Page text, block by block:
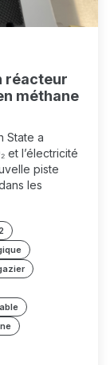
réacteur
méthane
State a
et l’électricité
piste
les